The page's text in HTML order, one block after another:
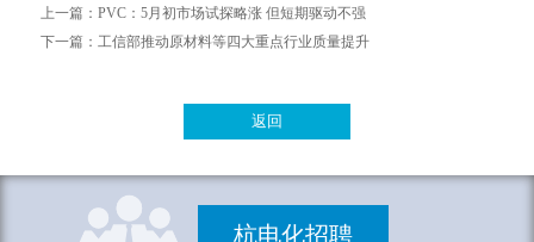
上一篇： PVC：5月初市场试探略涨 但短期驱动不强
下一篇： 工信部推动原材料等四大重点行业质量提升
返回
杭电化招聘